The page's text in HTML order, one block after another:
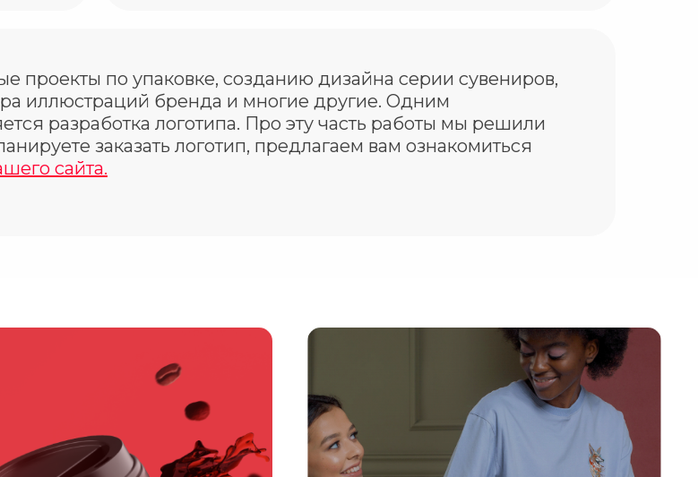
проекты по упаковке, созданию дизайна серии сувениров,
иллюстраций бренда и многие другие. Одним
разработка логотипа. Про эту часть работы мы решили
заказать логотип, предлагаем вам ознакомиться
сайта.